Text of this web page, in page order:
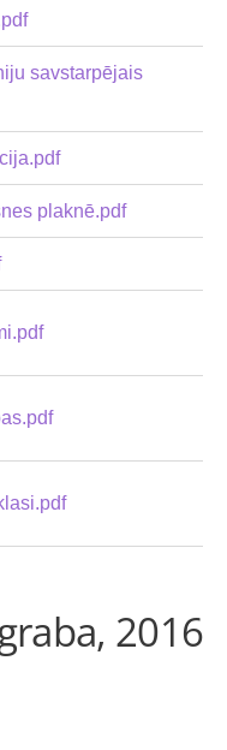
savstarpējais
plaknē.pdf
2016